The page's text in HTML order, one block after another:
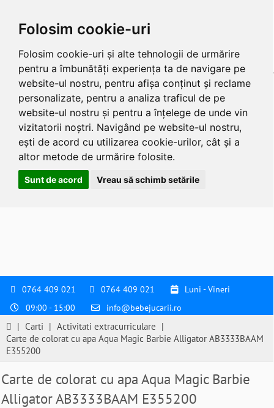
Folosim cookie-uri
Folosim cookie-uri și alte tehnologii de urmărire
pentru a îmbunătăți experiența ta de navigare pe
website-ul nostru, pentru afișa conținut și reclame
personalizate, pentru a analiza traficul de pe
website-ul nostru și pentru a înțelege de unde vin
vizitatorii noștri. Navigând pe website-ul nostru,
ești de acord cu utilizarea cookie-urilor, cât și a
altor metode de urmărire folosite.
Sunt de acord Vreau să schimb setările
0764 409 021 0764 409 021
Luni - Vineri
09:00 - 15:00
info@bebejucarii.ro
| Carti | Activitati extracurriculare |
Carte de colorat cu apa Aqua Magic Barbie Alligator AB3333BAAM
E355200
Carte de colorat cu apa Aqua Magic Barbie
Alligator AB3333BAAM E355200